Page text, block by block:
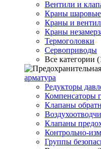
Вентили и
Краны шаровые
Краны и
Краны
Термоголовки
Сервоприводы
Все категории
арматура
Редукторы
Компенсаторы
Клапаны
Клапаны
Контрольно-
Группы